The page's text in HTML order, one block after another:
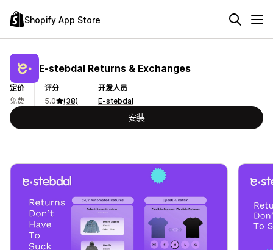
Shopify App Store
E‑stebdal Returns & Exchanges
定价
免费
评分
5.0
(38)
开发人员
E-stebdal
安装